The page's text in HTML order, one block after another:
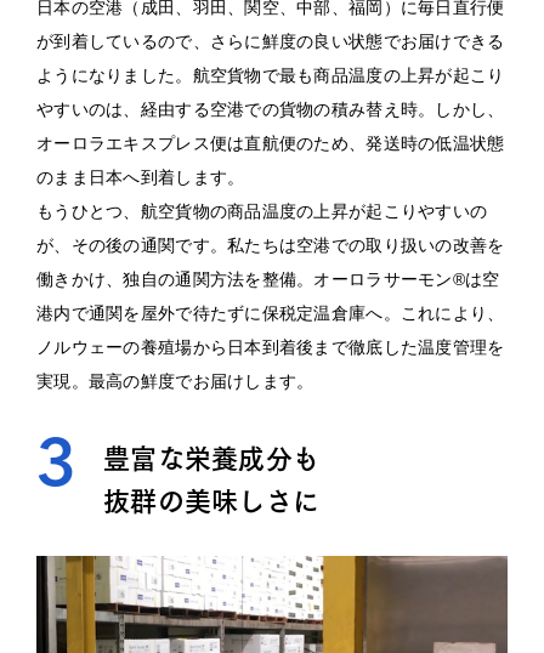
日本の空港（成田、羽田、関空、中部、福岡）に毎日直行便
が到着しているので、さらに鮮度の良い状態でお届けできる
ようになりました。航空貨物で最も商品温度の上昇が起こり
やすいのは、経由する空港での貨物の積み替え時。しかし、
オーロラエキスプレス便は直航便のため、発送時の低温状態
のまま日本へ到着します。
もうひとつ、航空貨物の商品温度の上昇が起こりやすいの
が、その後の通関です。私たちは空港での取り扱いの改善を
働きかけ、独自の通関方法を整備。オーロラサーモン®は空
港内で通関を屋外で待たずに保税定温倉庫へ。これにより、
ノルウェーの養殖場から日本到着後まで徹底した温度管理を
実現。最高の鮮度でお届けします。
3
豊富な栄養成分も
抜群の美味しさに